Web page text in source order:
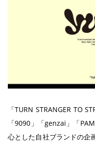
「TURN STRANGER TO
「9090」「genzai」「
心とした自社ブランドの企